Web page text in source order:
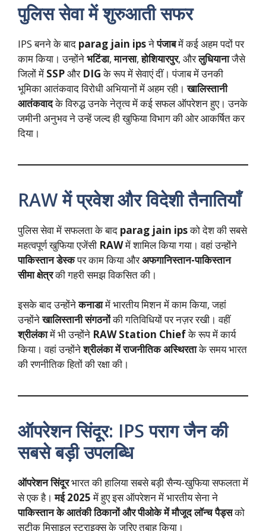
पुलिस सेवा में शुरुआती सफर
IPS बनने के बाद parag jain ipsनेपंजाबमें कई अहम पदों पर
काम किया। उन्होंनेभटिंडा,मानसा,होशियारपुर, औरलुधियानाजैसे
जिलों में SSPऔर DIGके रूप में सेवाएं दीं। पंजाब में उनकी
भूमिका आतंकवाद विरोधी अभियानों में अहम रही।खालिस्तानी
आतंकवादके विरुद्ध उनके नेतृत्व में कई सफल ऑपरेशन हुए। उनके
जमीनी अनुभव ने उन्हें जल्द ही खुफिया विभाग की ओर आकर्षित कर
दिया।
RAW में प्रवेश और विदेशी तैनातियाँ
पुलिस सेवा में सफलता के बाद parag jain ipsको देश की सबसे
महत्वपूर्ण खुफिया एजेंसी RAWमें शामिल किया गया। वहां उन्होंने
पाकिस्तान डेस्कपर काम किया औरअफगानिस्तान-पाकिस्तान
सीमा क्षेत्रकी गहरी समझ विकसित की।
इसके बाद उन्होंनेकनाडामें भारतीय मिशन में काम किया, जहां
उन्होंनेखालिस्तानी संगठनोंकी गतिविधियों पर नज़र रखी। वहीं
श्रीलंकामें भी उन्होंने RAW Station Chiefके रूप में कार्य
किया। वहां उन्होंनेश्रीलंका में राजनीतिक अस्थिरताके समय भारत
की रणनीतिक हितों की रक्षा की।
ऑपरेशन सिंदूर: IPS पराग जैन की
सबसे बड़ी उपलब्धि
ऑपरेशन सिंदूरभारत की हालिया सबसे बड़ी सैन्य-खुफिया सफलता में
से एक है।मई 2025में हुए इस ऑपरेशन में भारतीय सेना ने
पाकिस्तान के आतंकी ठिकानों और पीओके में मौजूद लॉन्च पैड्सको
सटीक मिसाइल स्ट्राइक्स के जरिए तबाह किया।